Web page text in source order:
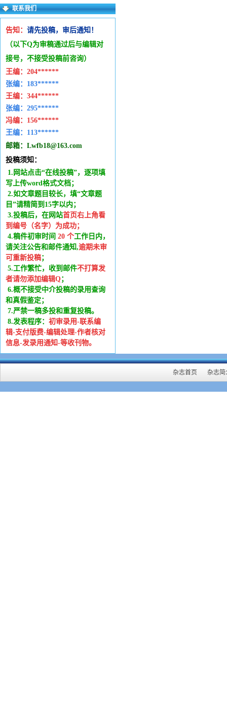
联系我们
告知： 请先投稿，审后通知！
（以下Q为审稿通过后与编辑对
接号，不接受投稿前咨询）
王编： 204******
张编：183******
王编： 344******
张编：295******
冯编： 156******
王编： 113******
邮箱： Lwfb18@163.com
投稿须知：
1.网站点击“在线投稿”，逐项填
写上传word格式文档；
2.如文章题目较长，填“文章题
目”请精简到15字以内；
3.投稿后，在网站首页右上角看
到编号（名字）为成功；
4.稿件初审时间 20 个工作日内 ，
请关注公告和邮件通知,逾期未审
可重新投稿；
5.工作繁忙，收到邮件不打算发
者请勿添加编辑Q；
6.概不接受中介投稿的录用查询
和真假鉴定；
7.严禁一稿多投和重复投稿。
8.发表程序： 初审录用-联系编
辑-支付版费-编辑处理-作者核对
信息-发录用通知-等收刊物。
杂志首页 杂志简